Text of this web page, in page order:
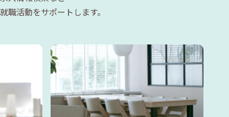
活動をサポートします。